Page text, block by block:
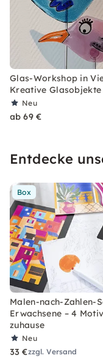
Glas-Workshop in
Kreative
Neu
ab 69 €
Entdecke
Box
Malen-nach-Zahlen-
Erwachsene – 4
zuhause
Neu
33 €zzgl. Versand